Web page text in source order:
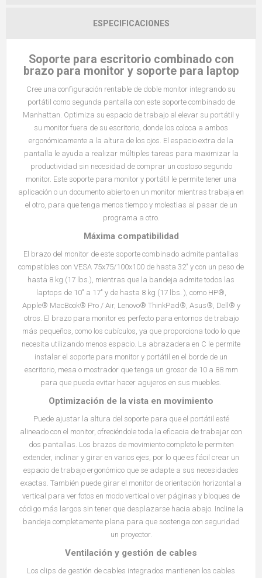
ESPECIFICACIONES
Soporte para escritorio combinado con
brazo para monitor y soporte para laptop
Cree una configuración rentable de doble monitor integrando su
portátil como segunda pantalla con este soporte combinado de
Manhattan. Optimiza su espacio de trabajo al elevar su portátil y
su monitor fuera de su escritorio, donde los coloca a ambos
ergonómicamente a la altura de los ojos. El espacio extra de la
pantalla le ayuda a realizar múltiples tareas para maximizar la
productividad sin necesidad de comprar un costoso segundo
monitor. Este soporte para monitor y portátil le permite tener una
aplicación o un documento abierto en un monitor mientras trabaja en
el otro, para que tenga menos tiempo y molestias al pasar de un
programa a otro.
Máxima compatibilidad
El brazo del monitor de este soporte combinado admite pantallas
compatibles con VESA 75x75/100x100 de hasta 32" y con un peso de
hasta 8 kg (17 lbs.), mientras que la bandeja admite todos las
laptops de 10" a 17" y de hasta 8 kg (17 lbs. ), como HP®
Apple® MacBook® Pro / Air, Lenovo® ThinkPad® , Asus® , Dell ® y
otros. El brazo para monitor es perfecto para entornos de trabajo
más pequeños, como los cubículos, ya que proporciona todo lo que
necesita utilizando menos espacio. La abrazadera en C le permite
instalar el soporte para monitor y portátil en el borde de un
escritorio, mesa o mostrador que tenga un grosor de 10 a 88 mm
para que pueda evitar hacer agujeros en sus muebles.
Optimización de la vista en movimiento
Puede ajustar la altura del soporte para que el portátil esté
alineado con el monitor, ofreciéndole toda la eficacia de trabajar con
dos pantallas. Los brazos de movimiento completo le permiten
extender, inclinar y girar en varios ejes, por lo que es fácil crear un
espacio de trabajo ergonómico que se adapte a sus necesidades
exactas. También puede girar el monitor de orientación horizontal a
vertical para ver fotos en modo vertical o ver páginas y bloques de
código más largos sin tener que desplazarse hacia abajo. Incline la
bandeja completamente plana para que sostenga con seguridad
un proyector.
Ventilación y gestión de cables
Los clips de gestión de cables integrados mantienen los cables